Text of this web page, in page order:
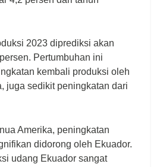
2023 diprediksi akan
Pertumbuhan ini
kembali produksi oleh
juga sedikit peningkatan dari
Amerika, peningkatan
didorong oleh Ekuador.
udang Ekuador sangat